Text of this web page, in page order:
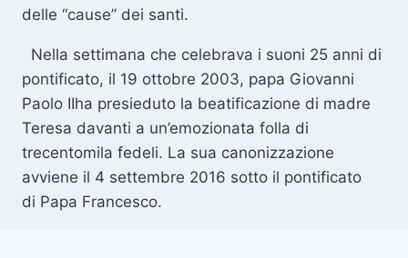
delle “cause” dei santi.
Nella settimana che celebrava i suoni 25 anni di
pontificato, il 19 ottobre 2003, papa Giovanni
Paolo IIha presieduto la beatificazione di madre
Teresa davanti a un’emozionata folla di
trecentomila fedeli. La sua canonizzazione
avviene il 4 settembre 2016 sotto il pontificato
di Papa Francesco.